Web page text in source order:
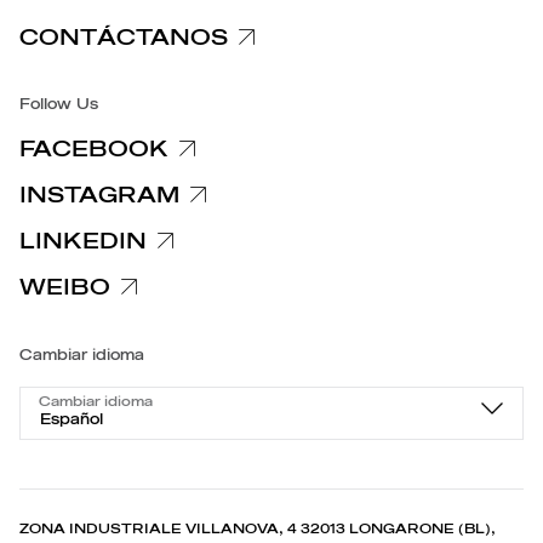
Accesibilidad
CONTÁCTANOS
Follow Us
FACEBOOK
INSTAGRAM
LINKEDIN
WEIBO
Cambiar idioma
Cambiar idioma
Español
ZONA INDUSTRIALE VILLANOVA, 4 32013 LONGARONE (BL),